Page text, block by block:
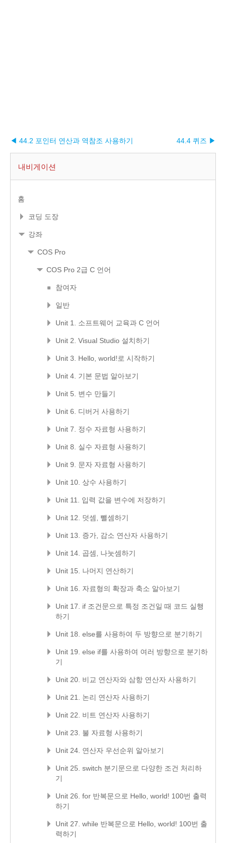
◀ 44.2 포인터 연산과 역참조 사용하기 44.4 퀴즈 ▶︎
내비게이션
홈
코딩 도장
강좌
COS Pro
COS Pro 2급 C 언어
참여자
일반
Unit 1. 소프트웨어 교육과 C 언어
Unit 2. Visual Studio 설치하기
Unit 3. Hello, world!로 시작하기
Unit 4. 기본 문법 알아보기
Unit 5. 변수 만들기
Unit 6. 디버거 사용하기
Unit 7. 정수 자료형 사용하기
Unit 8. 실수 자료형 사용하기
Unit 9. 문자 자료형 사용하기
Unit 10. 상수 사용하기
Unit 11. 입력 값을 변수에 저장하기
Unit 12. 덧셈, 뺄셈하기
Unit 13. 증가, 감소 연산자 사용하기
Unit 14. 곱셈, 나눗셈하기
Unit 15. 나머지 연산하기
Unit 16. 자료형의 확장과 축소 알아보기
Unit 17. if 조건문으로 특정 조건일 때 코드 실행
하기
Unit 18. else를 사용하여 두 방향으로 분기하기
Unit 19. else if를 사용하여 여러 방향으로 분기하
기
Unit 20. 비교 연산자와 삼항 연산자 사용하기
Unit 21. 논리 연산자 사용하기
Unit 22. 비트 연산자 사용하기
Unit 23. 불 자료형 사용하기
Unit 24. 연산자 우선순위 알아보기
Unit 25. switch 분기문으로 다양한 조건 처리하
기
Unit 26. for 반복문으로 Hello, world! 100번 출력
하기
Unit 27. while 반복문으로 Hello, world! 100번 출
력하기